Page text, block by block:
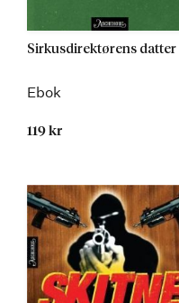
Sirkusdirektørens datter
Ebok
119 kr